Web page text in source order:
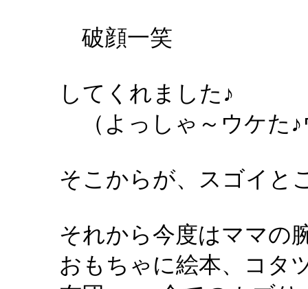
破顔一笑
してくれました♪
（よっしゃ～ウケた♪
そこからが、スゴイと
それから今度はママの
おもちゃに絵本、コタ